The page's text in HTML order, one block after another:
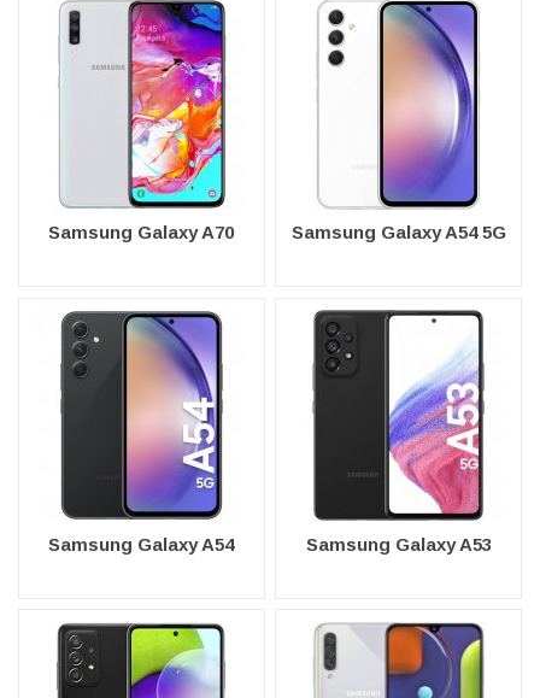
Samsung Galaxy A70 Samsung Galaxy A54 5G
Samsung Galaxy A54 Samsung Galaxy A53